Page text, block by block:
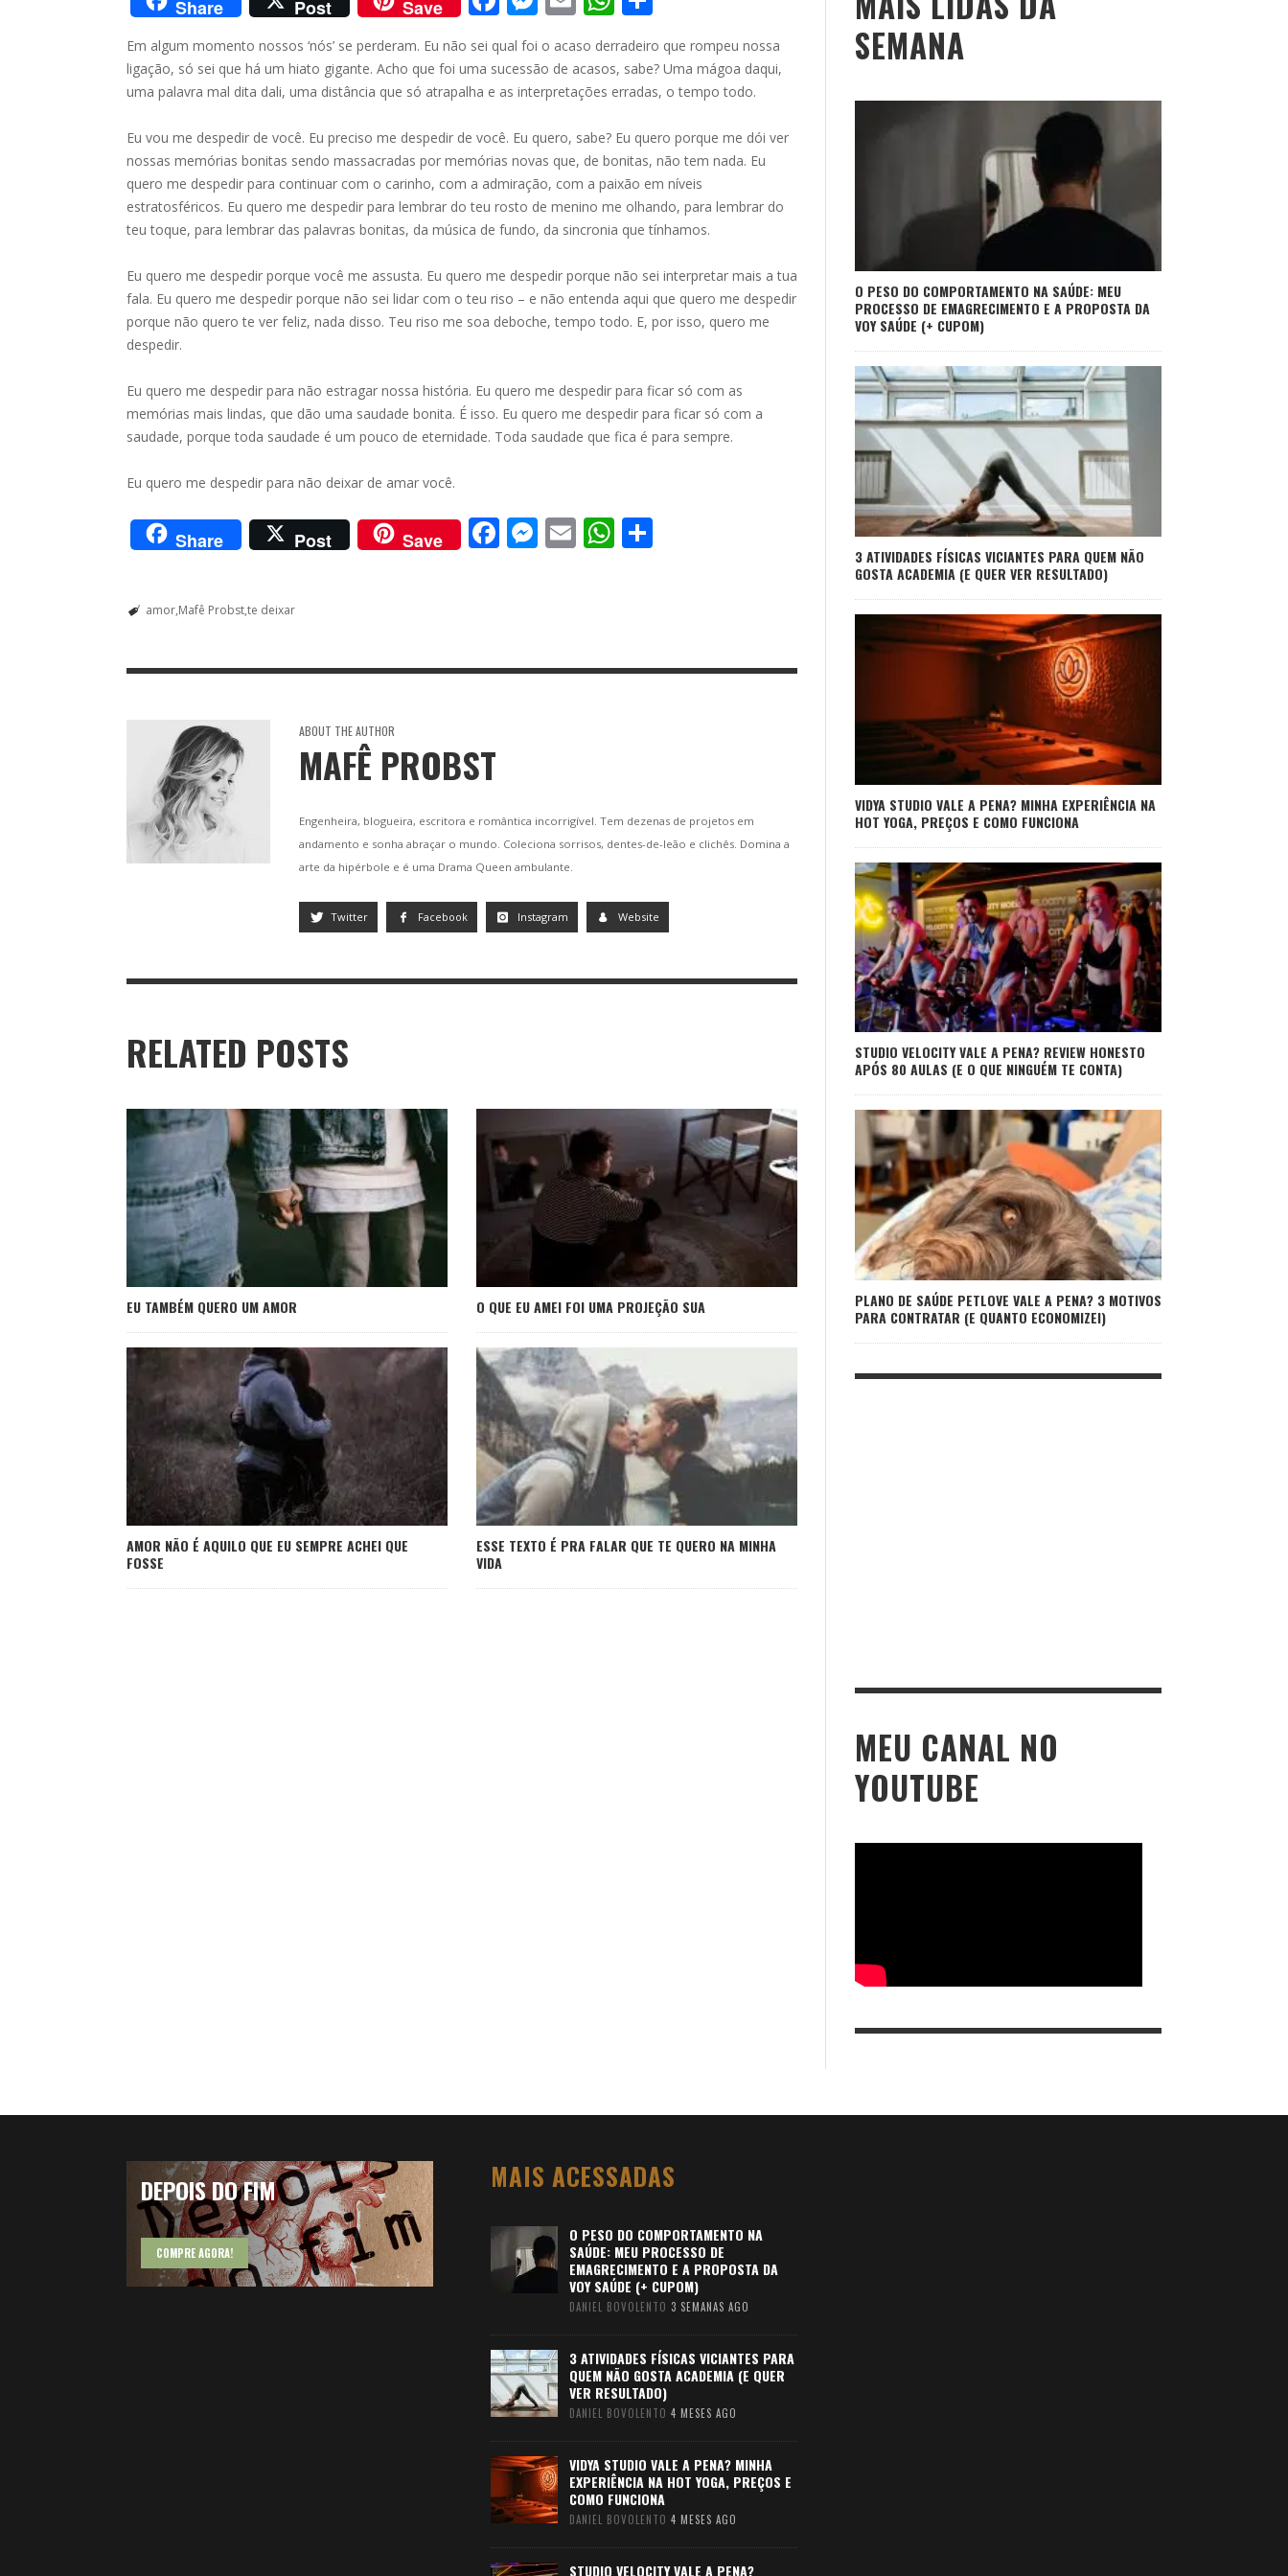
Share Post Save
ac
e
b
o
o
k
ss
e
g
er
m
ai
l
h
at
s
p
p
ar
e
Em algum momento nossos ‘nós’ se perderam. Eu não sei qual foi o acaso derradeiro que rompeu nossa
ligação, só sei que há um hiato gigante. Acho que foi uma sucessão de acasos, sabe? Uma mágoa daqui,
uma palavra mal dita dali, uma distância que só atrapalha e as interpretações erradas, o tempo todo.
Eu vou me despedir de você. Eu preciso me despedir de você. Eu quero, sabe? Eu quero porque me dói ver
nossas memórias bonitas sendo massacradas por memórias novas que, de bonitas, não tem nada. Eu
quero me despedir para continuar com o carinho, com a admiração, com a paixão em níveis
estratosféricos. Eu quero me despedir para lembrar do teu rosto de menino me olhando, para lembrar do
teu toque, para lembrar das palavras bonitas, da música de fundo, da sincronia que tínhamos.
Eu quero me despedir porque você me assusta. Eu quero me despedir porque não sei interpretar mais a tua
fala. Eu quero me despedir porque não sei lidar com o teu riso – e não entenda aqui que quero me despedir
porque não quero te ver feliz, nada disso. Teu riso me soa deboche, tempo todo. E, por isso, quero me
despedir.
Eu quero me despedir para não estragar nossa história. Eu quero me despedir para ficar só com as
memórias mais lindas, que dão uma saudade bonita. É isso. Eu quero me despedir para ficar só com a
saudade, porque toda saudade é um pouco de eternidade. Toda saudade que fica é para sempre.
Eu quero me despedir para não deixar de amar você.
Share Post Save F
o
M
g
E W
p
amor Mafê Probstte deixar
ABOUT THE AUTHOR
MAFÊ PROBST
Engenheira, blogueira, escritora e romântica incorrigível. Tem dezenas de projetos em
andamento e sonha abraçar o mundo. Coleciona sorrisos, dentes-de-leão e clichês. Domina a
arte da hipérbole e é uma Drama Queen ambulante.
Twitter Facebook Instagram Website
RELATED POSTS
EU TAMBÉM QUERO UM AMOR O QUE EU AMEI FOI UMA PROJEÇÃO SUA
AMOR NÃO É AQUILO QUE EU SEMPRE ACHEI QUE
FOSSE
ESSE TEXTO É PRA FALAR QUE TE QUERO NA MINHA
VIDA
SEMANA
O PESO DO COMPORTAMENTO NA SAÚDE: MEU
PROCESSO DE EMAGRECIMENTO E A PROPOSTA DA
VOY SAÚDE (+ CUPOM)
3 ATIVIDADES FÍSICAS VICIANTES PARA QUEM NÃO
GOSTA ACADEMIA (E QUER VER RESULTADO)
VIDYA STUDIO VALE A PENA? MINHA EXPERIÊNCIA NA
HOT YOGA, PREÇOS E COMO FUNCIONA
STUDIO VELOCITY VALE A PENA? REVIEW HONESTO
APÓS 80 AULAS (E O QUE NINGUÉM TE CONTA)
PLANO DE SAÚDE PETLOVE VALE A PENA? 3 MOTIVOS
PARA CONTRATAR (E QUANTO ECONOMIZEI)
MEU CANAL NO
YOUTUBE
DEPOIS DO FIM
COMPRE AGORA!
MAIS ACESSADAS
O PESO DO COMPORTAMENTO NA
SAÚDE: MEU PROCESSO DE
EMAGRECIMENTO E A PROPOSTA DA
VOY SAÚDE (+ CUPOM)
DANIEL BOVOLENTO 3 SEMANAS AGO
3 ATIVIDADES FÍSICAS VICIANTES PARA
QUEM NÃO GOSTA ACADEMIA (E QUER
VER RESULTADO)
DANIEL BOVOLENTO 4 MESES AGO
VIDYA STUDIO VALE A PENA? MINHA
EXPERIÊNCIA NA HOT YOGA, PREÇOS E
COMO FUNCIONA
DANIEL BOVOLENTO 4 MESES AGO
STUDIO VELOCITY VALE A PENA?